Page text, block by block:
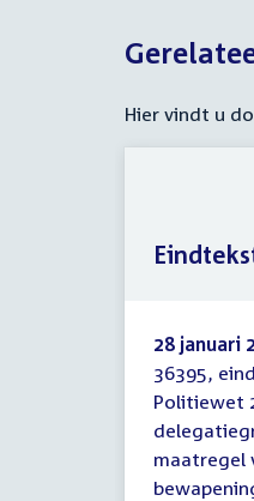
Hier vindt u
Eindtekst
28 januari
36395,
Politiewet
maatregel